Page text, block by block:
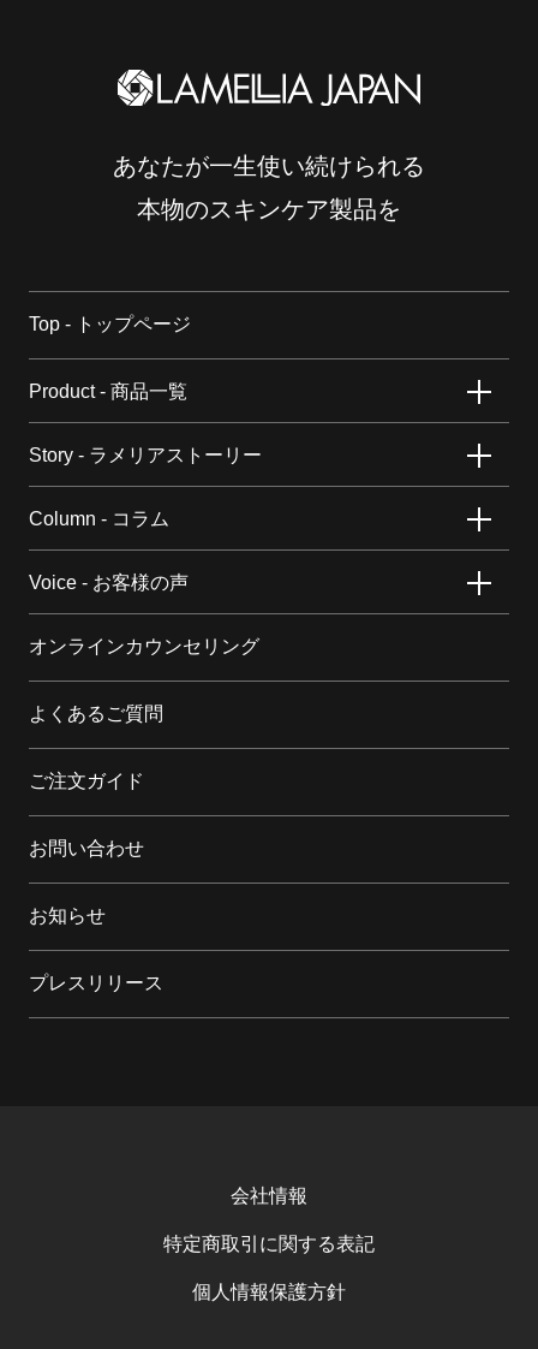
あなたが一生使い続けられる
本物のスキンケア製品を
Top - トップページ
Product - 商品一覧
Story - ラメリアストーリー
Column - コラム
Voice - お客様の声
オンラインカウンセリング
よくあるご質問
ご注文ガイド
お問い合わせ
お知らせ
プレスリリース
会社情報
特定商取引に関する表記
個人情報保護方針